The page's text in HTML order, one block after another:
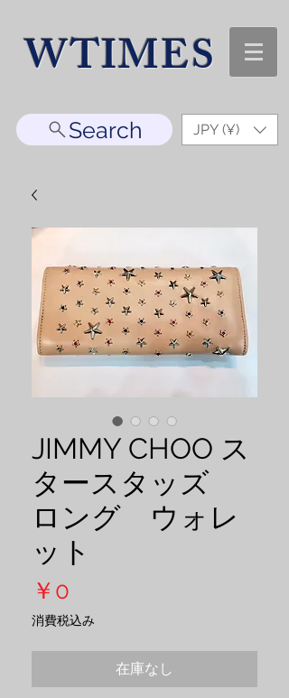
WTIMES
Search JPY (¥)
JIMMY CHOO ス
タースタッズ
ロング ウォレ
ット
￥0
格
消費税込み
在庫なし